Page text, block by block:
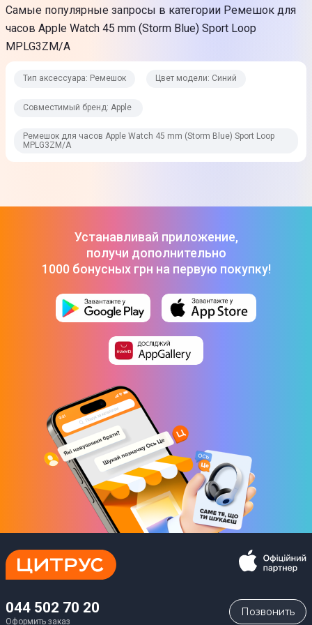
Самые популярные запросы в категории Ремешок для
часов Apple Watch 45 mm (Storm Blue) Sport Loop
MPLG3ZM/A
Тип аксессуара: Ремешок Цвет модели: Синий
Совместимый бренд: Apple
Ремешок для часов Apple Watch 45 mm (Storm Blue) Sport Loop
MPLG3ZM/A
Устанавливай приложение,
получи дополнительно
1000 бонусных грн на первую покупку!
044 502 70 20
Оформить заказ
Позвонить